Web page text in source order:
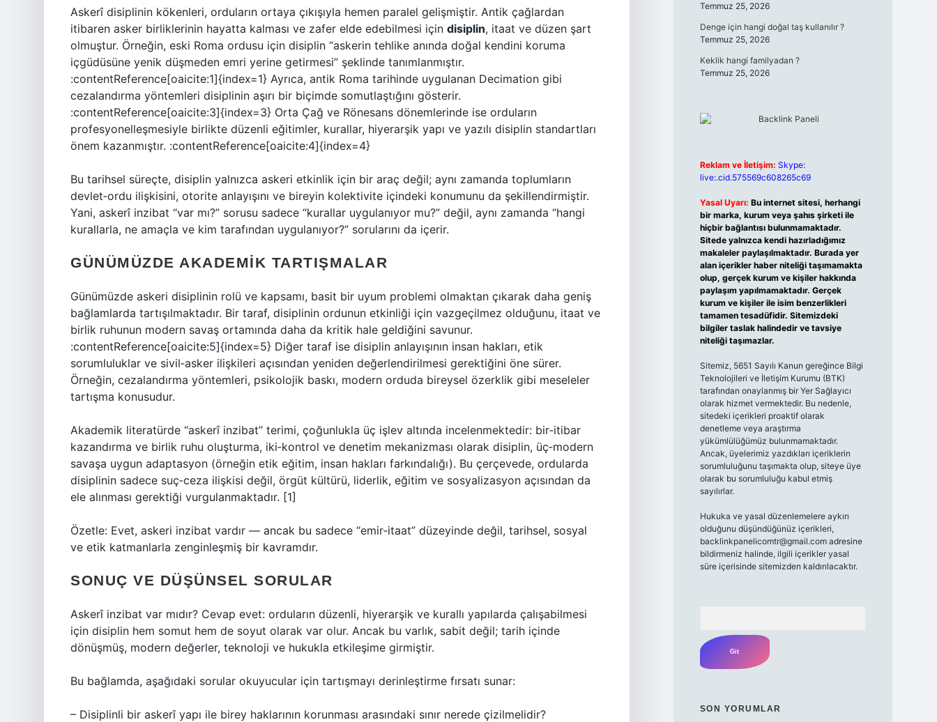
Askerî disiplinin kökenleri, orduların ortaya çıkışıyla hemen paralel gelişmiştir. Antik çağlardan
itibaren asker birliklerinin hayatta kalması ve zafer elde edebilmesi için disiplin, itaat ve düzen şart
olmuştur. Örneğin, eski Roma ordusu için disiplin “askerin tehlike anında doğal kendini koruma
içgüdüsüne yenik düşmeden emri yerine getirmesi” şeklinde tanımlanmıştır.
:contentReference[oaicite:1]{index=1} Ayrıca, antik Roma tarihinde uygulanan Decimation gibi
cezalandırma yöntemleri disiplinin aşırı bir biçimde somutlaştığını gösterir.
:contentReference[oaicite:3]{index=3} Orta Çağ ve Rönesans dönemlerinde ise orduların
profesyonelleşmesiyle birlikte düzenli eğitimler, kurallar, hiyerarşik yapı ve yazılı disiplin standartları
önem kazanmıştır. :contentReference[oaicite:4]{index=4}
Bu tarihsel süreçte, disiplin yalnızca askeri etkinlik için bir araç değil; aynı zamanda toplumların
devlet‑ordu ilişkisini, otorite anlayışını ve bireyin kolektivite içindeki konumunu da şekillendirmiştir.
Yani, askerî inzibat “var mı?” sorusu sadece “kurallar uygulanıyor mu?” değil, aynı zamanda “hangi
kurallarla, ne amaçla ve kim tarafından uygulanıyor?” sorularını da içerir.
GÜNÜMÜZDE AKADEMIK TARTIŞMALAR
Günümüzde askeri disiplinin rolü ve kapsamı, basit bir uyum problemi olmaktan çıkarak daha geniş
bağlamlarda tartışılmaktadır. Bir taraf, disiplinin ordunun etkinliği için vazgeçilmez olduğunu, itaat ve
birlik ruhunun modern savaş ortamında daha da kritik hale geldiğini savunur.
:contentReference[oaicite:5]{index=5} Diğer taraf ise disiplin anlayışının insan hakları, etik
sorumluluklar ve sivil‑asker ilişkileri açısından yeniden değerlendirilmesi gerektiğini öne sürer.
Örneğin, cezalandırma yöntemleri, psikolojik baskı, modern orduda bireysel özerklik gibi meseleler
tartışma konusudur.
Akademik literatürde “askerî inzibat” terimi, çoğunlukla üç işlev altında incelenmektedir: bir‑itibar
kazandırma ve birlik ruhu oluşturma, iki‑kontrol ve denetim mekanizması olarak disiplin, üç‑modern
savaşa uygun adaptasyon (örneğin etik eğitim, insan hakları farkındalığı). Bu çerçevede, ordularda
disiplinin sadece suç‑ceza ilişkisi değil, örgüt kültürü, liderlik, eğitim ve sosyalizasyon açısından da
ele alınması gerektiği vurgulanmaktadır. [1]
Özetle: Evet, askeri inzibat vardır — ancak bu sadece “emir‑itaat” düzeyinde değil, tarihsel, sosyal
ve etik katmanlarla zenginleşmiş bir kavramdır.
SONUÇ VE DÜŞÜNSEL SORULAR
Askerî inzibat var mıdır? Cevap evet: orduların düzenli, hiyerarşik ve kurallı yapılarda çalışabilmesi
için disiplin hem somut hem de soyut olarak var olur. Ancak bu varlık, sabit değil; tarih içinde
dönüşmüş, modern değerler, teknoloji ve hukukla etkileşime girmiştir.
Bu bağlamda, aşağıdaki sorular okuyucular için tartışmayı derinleştirme fırsatı sunar:
– Disiplinli bir askerî yapı ile birey haklarının korunması arasındaki sınır nerede çizilmelidir?
Temmuz 25, 2026
Denge için hangi doğal taş kullanılır ?
Temmuz 25, 2026
Keklik hangi familyadan ?
Temmuz 25, 2026
Reklam ve İletişim: Skype:
live:.cid.575569c608265c69
Yasal Uyarı: Bu internet sitesi, herhangi
bir marka, kurum veya şahıs şirketi ile
hiçbir bağlantısı bulunmamaktadır.
Sitede yalnızca kendi hazırladığımız
makaleler paylaşılmaktadır. Burada yer
alan içerikler haber niteliği taşımamakta
olup, gerçek kurum ve kişiler hakkında
paylaşım yapılmamaktadır. Gerçek
kurum ve kişiler ile isim benzerlikleri
tamamen tesadüfidir. Sitemizdeki
bilgiler taslak halindedir ve tavsiye
niteliği taşımazlar.
Sitemiz, 5651 Sayılı Kanun gereğince Bilgi
Teknolojileri ve İletişim Kurumu (BTK)
tarafından onaylanmış bir Yer Sağlayıcı
olarak hizmet vermektedir. Bu nedenle,
sitedeki içerikleri proaktif olarak
denetleme veya araştırma
yükümlülüğümüz bulunmamaktadır.
Ancak, üyelerimiz yazdıkları içeriklerin
sorumluluğunu taşımakta olup, siteye üye
olarak bu sorumluluğu kabul etmiş
sayılırlar.
Hukuka ve yasal düzenlemelere aykırı
olduğunu düşündüğünüz içerikleri,
backlinkpanelicomtr@gmail.comadresine
bildirmeniz halinde, ilgili içerikler yasal
süre içerisinde sitemizden kaldırılacaktır.
SON YORUMLAR